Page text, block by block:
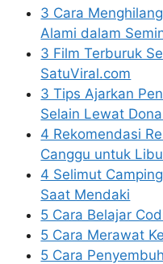
3 Cara
Alami dalam
3 Film Terburuk
SatuViral.com
3 Tips Ajarkan
Selain Lewat
4 Rekomendasi
Canggu untuk
4 Selimut
Saat Mendaki
5 Cara Belajar
5 Cara Merawat
5 Cara